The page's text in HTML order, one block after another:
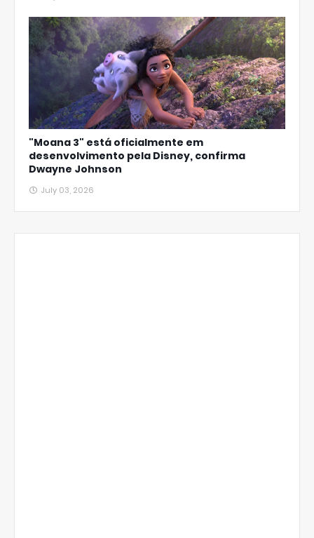
"Moana 3" está oficialmente em
desenvolvimento pela Disney, confirma
Dwayne Johnson
July 03, 2026